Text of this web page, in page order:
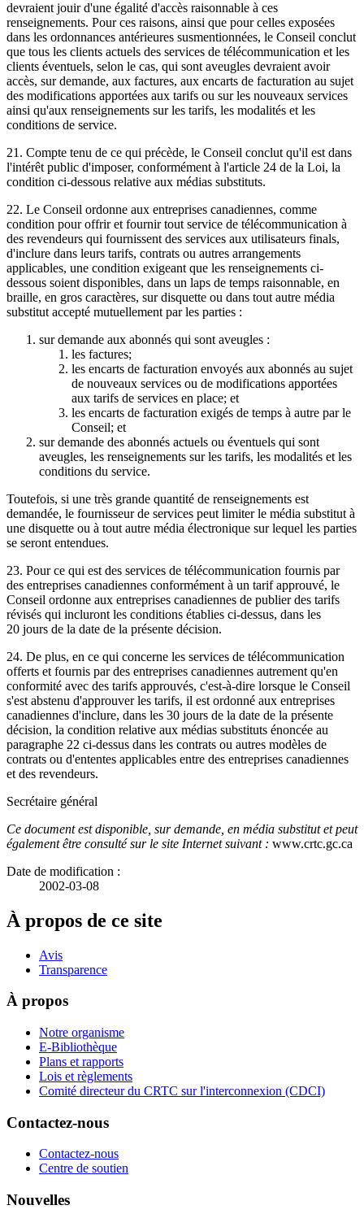
devraient jouir d'une égalité d'accès raisonnable à ces
renseignements. Pour ces raisons, ainsi que pour celles exposées
dans les ordonnances antérieures susmentionnées, le Conseil conclut
que tous les clients actuels des services de télécommunication et les
clients éventuels, selon le cas, qui sont aveugles devraient avoir
accès, sur demande, aux factures, aux encarts de facturation au sujet
des modifications apportées aux tarifs ou sur les nouveaux services
ainsi qu'aux renseignements sur les tarifs, les modalités et les
conditions de service.
21. Compte tenu de ce qui précède, le Conseil conclut qu'il est dans
l'intérêt public d'imposer, conformément à l'article 24 de la Loi, la
condition ci-dessous relative aux médias substituts.
22. Le Conseil ordonne aux entreprises canadiennes, comme
condition pour offrir et fournir tout service de télécommunication à
des revendeurs qui fournissent des services aux utilisateurs finals,
d'inclure dans leurs tarifs, contrats ou autres arrangements
applicables, une condition exigeant que les renseignements ci-
dessous soient disponibles, dans un laps de temps raisonnable, en
braille, en gros caractères, sur disquette ou dans tout autre média
substitut accepté mutuellement par les parties :
sur demande aux abonnés qui sont aveugles :
les factures;
les encarts de facturation envoyés aux abonnés au sujet
de nouveaux services ou de modifications apportées
aux tarifs de services en place; et
les encarts de facturation exigés de temps à autre par le
Conseil; et
sur demande des abonnés actuels ou éventuels qui sont
aveugles, les renseignements sur les tarifs, les modalités et les
conditions du service.
Toutefois, si une très grande quantité de renseignements est
demandée, le fournisseur de services peut limiter le média substitut à
une disquette ou à tout autre média électronique sur lequel les parties
se seront entendues.
23. Pour ce qui est des services de télécommunication fournis par
des entreprises canadiennes conformément à un tarif approuvé, le
Conseil ordonne aux entreprises canadiennes de publier des tarifs
révisés qui incluront les conditions établies ci-dessus, dans les
20 jours de la date de la présente décision.
24. De plus, en ce qui concerne les services de télécommunication
offerts et fournis par des entreprises canadiennes autrement qu'en
conformité avec des tarifs approuvés, c'est-à-dire lorsque le Conseil
s'est abstenu d'approuver les tarifs, il est ordonné aux entreprises
canadiennes d'inclure, dans les 30 jours de la date de la présente
décision, la condition relative aux médias substituts énoncée au
paragraphe 22 ci-dessus dans les contrats ou autres modèles de
contrats ou d'ententes applicables entre des entreprises canadiennes
et des revendeurs.
Secrétaire général
Ce document est disponible, sur demande, en média substitut et peut
également être consulté sur le site Internet suivant : www.crtc.gc.ca
Date de modification :
2002-03-08
À propos de ce site
Avis
Transparence
À propos
Notre organisme
E-Bibliothèque
Plans et rapports
Lois et règlements
Comité directeur du CRTC sur l'interconnexion (CDCI)
Contactez-nous
Contactez-nous
Centre de soutien
Nouvelles